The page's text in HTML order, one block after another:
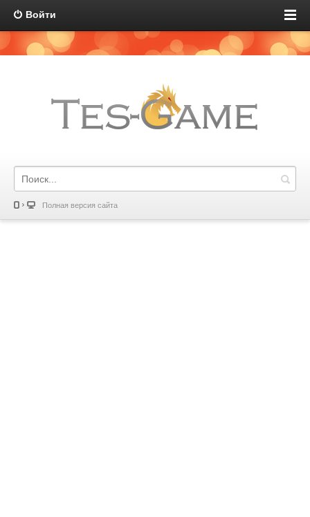
Войти
Полная версия сайта